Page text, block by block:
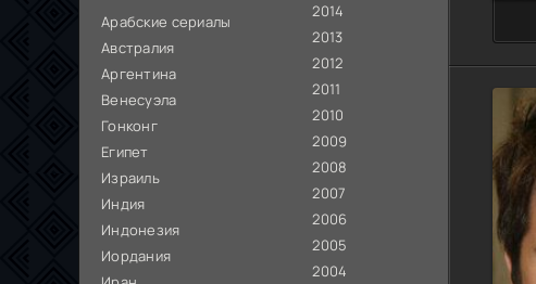
Арабские сериалы
Австралия
Аргентина
Венесуэла
Гонконг
Египет
Израиль
Индия
Индонезия
Иордания
2014
2013
2012
2011
2010
2009
2008
2007
2006
2005
2004